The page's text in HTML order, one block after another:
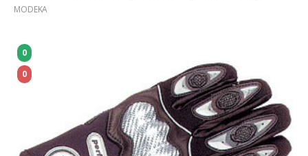
MODEKA
0
0